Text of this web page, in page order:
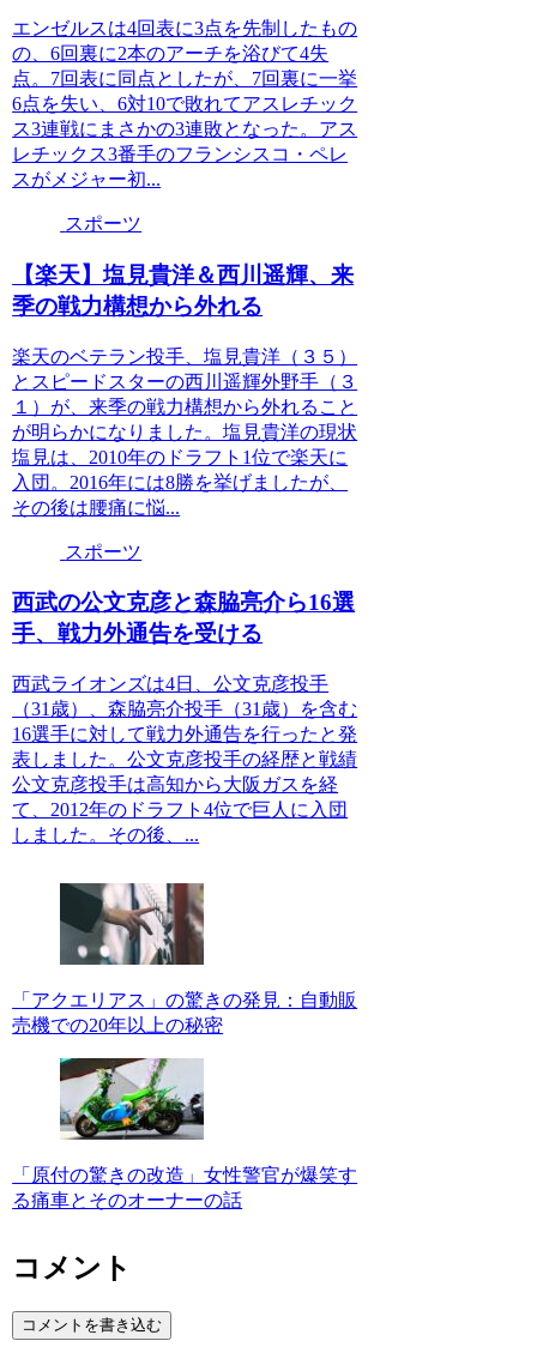
エンゼルスは4回表に3点を先制したもの
の、6回裏に2本のアーチを浴びて4失
点。7回表に同点としたが、7回裏に一挙
6点を失い、6対10で敗れてアスレチック
ス3連戦にまさかの3連敗となった。アス
レチックス3番手のフランシスコ・ペレ
スがメジャー初...
スポーツ
【楽天】塩見貴洋＆西川遥輝、来
季の戦力構想から外れる
楽天のベテラン投手、塩見貴洋（３５）
とスピードスターの西川遥輝外野手（３
１）が、来季の戦力構想から外れること
が明らかになりました。塩見貴洋の現状
塩見は、2010年のドラフト1位で楽天に
入団。2016年には8勝を挙げましたが、
その後は腰痛に悩...
スポーツ
西武の公文克彦と森脇亮介ら16選
手、戦力外通告を受ける
西武ライオンズは4日、公文克彦投手
（31歳）、森脇亮介投手（31歳）を含む
16選手に対して戦力外通告を行ったと発
表しました。公文克彦投手の経歴と戦績
公文克彦投手は高知から大阪ガスを経
て、2012年のドラフト4位で巨人に入団
しました。その後、...
「アクエリアス」の驚きの発見：自動販
売機での20年以上の秘密
「原付の驚きの改造」女性警官が爆笑す
る痛車とそのオーナーの話
コメント
コメントを書き込む